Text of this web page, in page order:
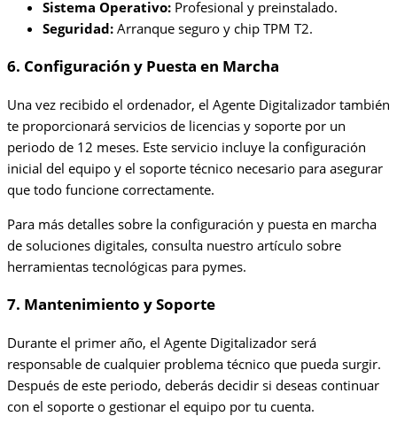
Sistema Operativo: Profesional y preinstalado.
Seguridad: Arranque seguro y chip TPM T2.
6. Configuración y Puesta en Marcha
Una vez recibido el ordenador, el Agente Digitalizador también
te proporcionará servicios de licencias y soporte por un
periodo de 12 meses. Este servicio incluye la configuración
inicial del equipo y el soporte técnico necesario para asegurar
que todo funcione correctamente.
Para más detalles sobre la configuración y puesta en marcha
de soluciones digitales, consulta nuestro artículo sobre
herramientas tecnológicas para pymes.
7. Mantenimiento y Soporte
Durante el primer año, el Agente Digitalizador será
responsable de cualquier problema técnico que pueda surgir.
Después de este periodo, deberás decidir si deseas continuar
con el soporte o gestionar el equipo por tu cuenta.